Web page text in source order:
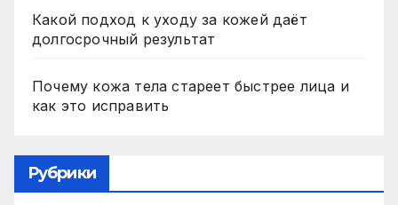
Какой подход к уходу за кожей даёт
долгосрочный результат
Почему кожа тела стареет быстрее лица и
как это исправить
Рубрики